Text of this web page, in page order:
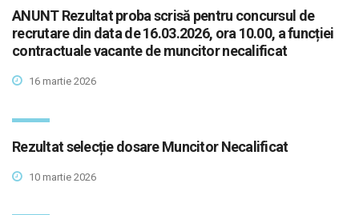
ANUNT Rezultat proba scrisă pentru concursul de
recrutare din data de 16.03.2026, ora 10.00, a funcției
contractuale vacante de muncitor necalificat
16 martie 2026
Rezultat selecție dosare Muncitor Necalificat
10 martie 2026